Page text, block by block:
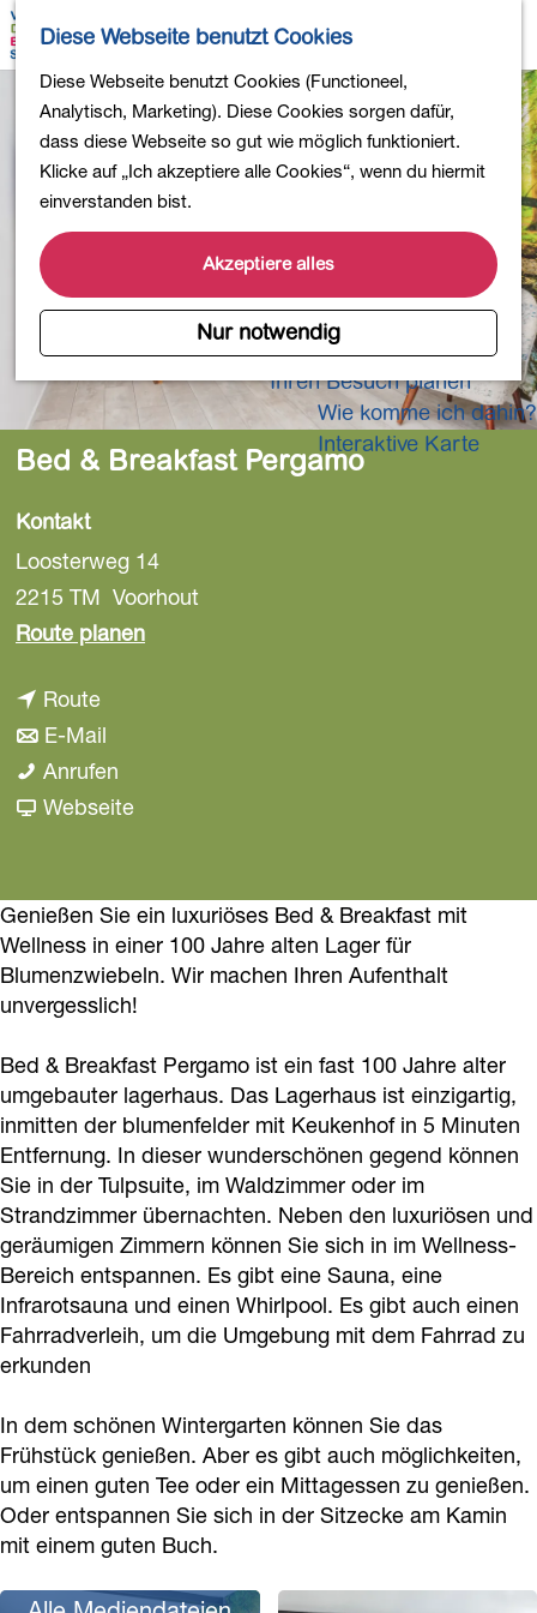
Diese Webseite benutzt Cookies
Diese Webseite benutzt Cookies (Functioneel,
Analytisch, Marketing). Diese Cookies sorgen dafür,
dass diese Webseite so gut wie möglich funktioniert.
Klicke auf „Ich akzeptiere alle Cookies“, wenn du hiermit
einverstanden bist.
Akzeptiere alles
Nur notwendig
K
r
t
e
S
c
h
e
n
e
n
ü
Einkaufen
Essen und Trinken
Kinderaktivitäten
In die Natur
Polder und Seen
Museen und mehr
Aktiv und gesund
4-Tage-Wanderung
Übernachtungen
Ihren Besuch planen
Wie komme ich dahin?
Interaktive Karte
Bed & Breakfast Pergamo
Kontakt
Loosterweg 14
2215 TM Voorhout
Route planenb
r
e
a
f
a
s
t
P
e
r
g
a
o
Routeb
i
s
B
&
B
r
e
a
k
f
a
s
t
P
e
r
a
m
o
E-Mail
i
s
d
&
B
r
e
a
k
f
a
s
t
P
e
g
a
m
o
Anrufen
e
B
r
e
a
k
a
s
t
P
e
r
g
m
o
Webseitea
e
d
&
B
r
e
a
k
f
a
s
t
P
r
g
a
m
o
Genießen Sie ein luxuriöses Bed & Breakfast mit
Wellness in einer 100 Jahre alten Lager für
Blumenzwiebeln. Wir machen Ihren Aufenthalt
unvergesslich!
Bed & Breakfast Pergamo ist ein fast 100 Jahre alter
umgebauter lagerhaus. Das Lagerhaus ist einzigartig,
inmitten der blumenfelder mit Keukenhof in 5 Minuten
Entfernung. In dieser wunderschönen gegend können
Sie in der Tulpsuite, im Waldzimmer oder im
Strandzimmer übernachten. Neben den luxuriösen und
geräumigen Zimmern können Sie sich in im Wellness-
Bereich entspannen. Es gibt eine Sauna, eine
Infrarotsauna und einen Whirlpool. Es gibt auch einen
Fahrradverleih, um die Umgebung mit dem Fahrrad zu
erkunden
In dem schönen Wintergarten können Sie das
Frühstück genießen. Aber es gibt auch möglichkeiten,
um einen guten Tee oder ein Mittagessen zu genießen.
Oder entspannen Sie sich in der Sitzecke am Kamin
mit einem guten Buch.